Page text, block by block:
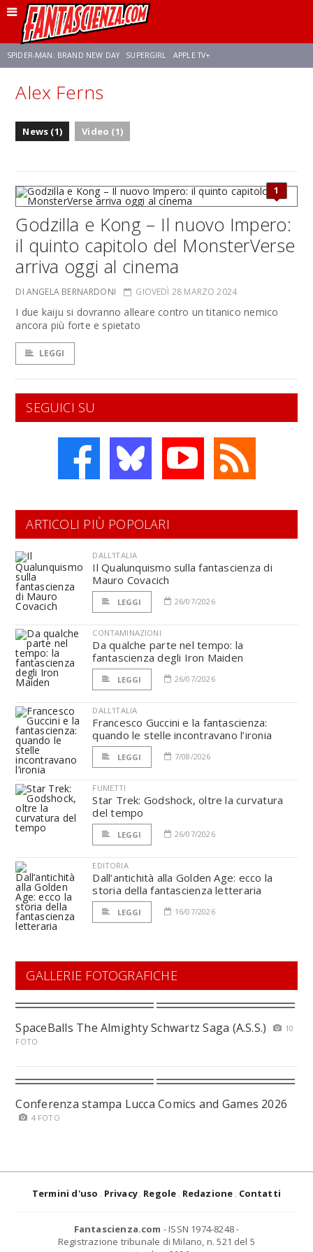
SPIDER-MAN: BRAND NEW DAY SUPERGIRL APPLE TV+
FRANCO RICCIARDIELLO
Alex Ferns
News (1) Video (1)
1
Godzilla e Kong – Il nuovo Impero:
il quinto capitolo del MonsterVerse
arriva oggi al cinema
DI ANGELA BERNARDONI GIOVEDÌ 28 MARZO 2024
I due kaiju si dovranno alleare contro un titanico nemico
ancora più forte e spietato
LEGGI
SEGUICI SU
ARTICOLI PIÙ POPOLARI
DALL'ITALIA
Il Qualunquismo sulla fantascienza di
Mauro Covacich
LEGGI 26/07/2026
CONTAMINAZIONI
Da qualche parte nel tempo: la
fantascienza degli Iron Maiden
LEGGI 26/07/2026
DALL'ITALIA
Francesco Guccini e la fantascienza:
quando le stelle incontravano l’ironia
LEGGI 7/08/2026
FUMETTI
Star Trek: Godshock, oltre la curvatura
del tempo
LEGGI 26/07/2026
EDITORIA
Dall’antichità alla Golden Age: ecco la
storia della fantascienza letteraria
LEGGI 16/07/2026
GALLERIE FOTOGRAFICHE
SpaceBalls The Almighty Schwartz Saga (A.S.S.)
10
FOTO
Conferenza stampa Lucca Comics and Games 2026
4 FOTO
Termini d'uso Privacy Regole Redazione Contatti
Fantascienza.com - ISSN 1974-8248 -
Registrazione tribunale di Milano, n. 521 del 5